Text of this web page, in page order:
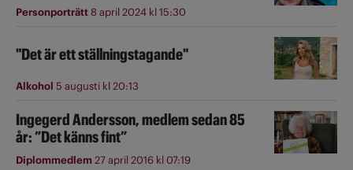
Personporträtt8 april 2024 kl 15:30
"Det är ett ställningstagande"
Alkohol 5 augusti kl 20:13
Ingegerd Andersson, medlem sedan 85
år: ”Det känns fint”
Diplommedlem27 april 2016 kl 07:19